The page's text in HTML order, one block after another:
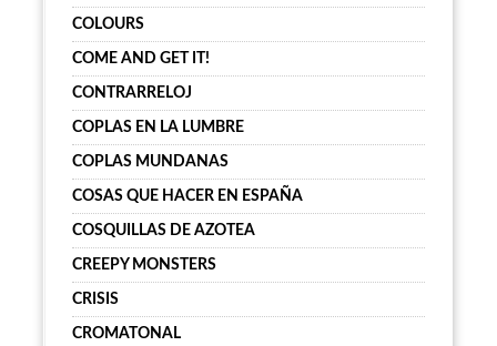
COLOURS
COME AND GET IT!
CONTRARRELOJ
COPLAS EN LA LUMBRE
COPLAS MUNDANAS
COSAS QUE HACER EN ESPAÑA
COSQUILLAS DE AZOTEA
CREEPY MONSTERS
CRISIS
CROMATONAL